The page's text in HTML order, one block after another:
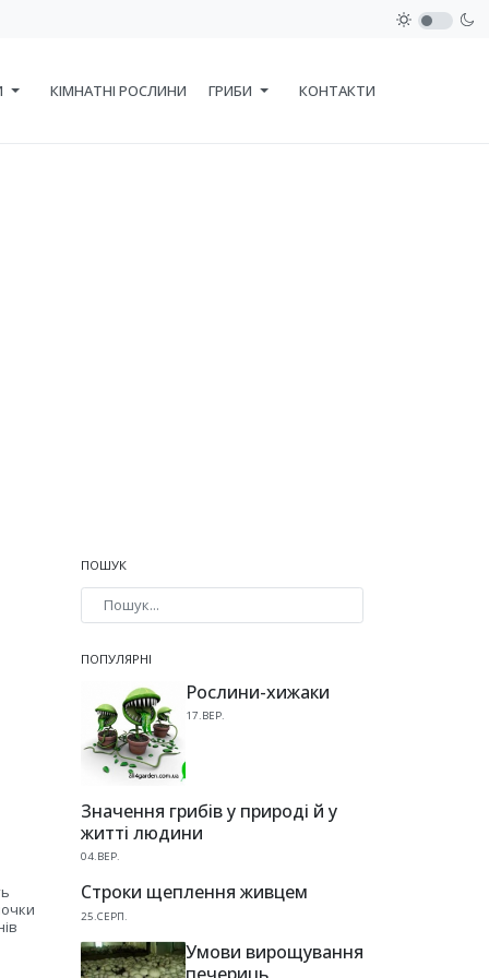
КІМНАТНІ РОСЛИНИ ГРИБИ КОНТАКТИ
ПОШУК
ПОПУЛЯРНІ
Рослини-хижаки
17.ВЕР.
Значення грибів у природі й у
житті людини
04.ВЕР.
Строки щеплення живцем
25.СЕРП.
Умови вирощування